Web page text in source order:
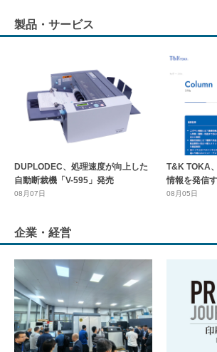
製品・サービス
DUPLODEC、処理速度が向上した
自動断裁機「V-595」発売
08月07日
T&K TOKA
情報を発信
08月05日
企業・経営